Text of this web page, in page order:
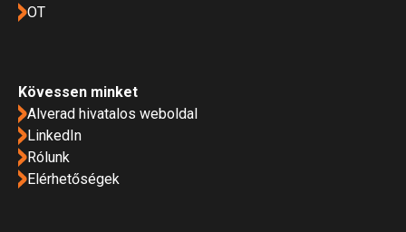
OT
Kövessen minket
Alverad hivatalos weboldal
LinkedIn
Rólunk
Elérhetőségek